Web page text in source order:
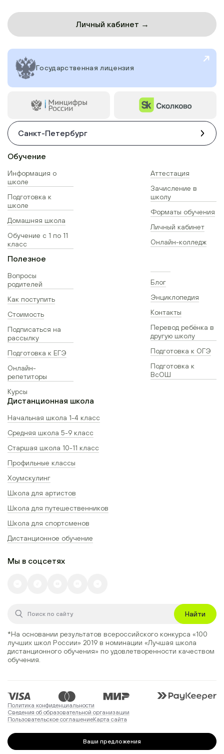
Личный кабинет →
Государственная лицензия
Санкт-Петербург
Обучение
Информация о
школе
Подготовка к
школе
Домашняя школа
Обучение с 1 по 11
класс
Аттестация
Зачисление в
школу
Форматы обучения
Личный кабинет
Онлайн-колледж
Полезное
Вопросы
родителей
Как поступить
Стоимость
Подписаться на
рассылку
Подготовка к ЕГЭ
Онлайн-
репетиторы
Курсы
Блог
Энциклопедия
Контакты
Перевод ребёнка в
другую школу
Подготовка к ОГЭ
Подготовка к
ВсОШ
Дистанционная школа
Начальная школа 1-4 класс
Средняя школа 5-9 класс
Старшая школа 10-11 класс
Профильные классы
Хоумскулинг
Школа для артистов
Школа для путешественников
Школа для спортсменов
Дистанционное обучение
Мы в соцсетях
Найти
*На основании результатов всероссийского конкурса «100
лучших школ России» 2019 в номинации «Лучшая школа
дистанционного обучения» по удовлетворенности качеством
обучения.
Политика конфиденциальности
Сведения об образовательной организации
Пользовательское соглашениеКарта сайта
Ваши предложения